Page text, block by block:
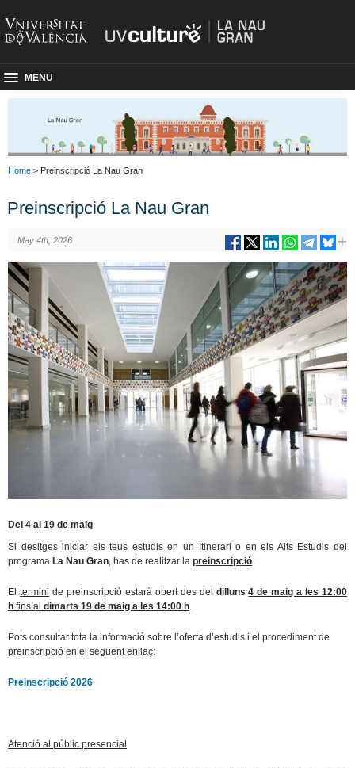
MENU
Home > Preinscripció La Nau Gran
Preinscripció La Nau Gran
May 4th, 2026
Del 4 al 19 de maig
Si desitges iniciar els teus estudis en un Itinerari o en els Alts Estudis del
programa La Nau Gran, has de realitzar lapreinscripció.
Eltermini de preinscripció estarà obert des del dilluns4 de maig a les 12:00
h fins aldimarts 19 de maig a les 14:00 h.
Pots consultar tota la informació sobre l’oferta d’estudis i el procediment de
preinscripció en el següent enllaç:
Preinscripció 2026
Atenció al públic presencial